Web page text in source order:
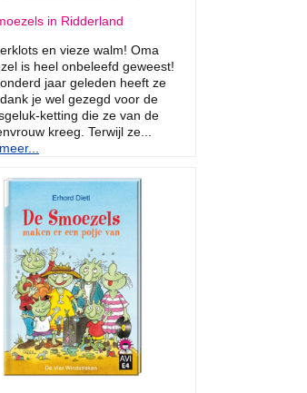
in Ridderland
en vieze walm! Oma
is heel onbeleefd geweest!
jaar geleden heeft ze
je wel gezegd voor de
ketting die ze van de
kreeg. Terwijl ze...